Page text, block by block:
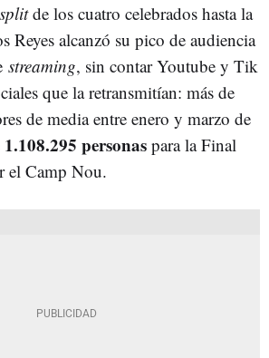
splitde los cuatro celebrados hasta la
Reyes alcanzó su pico de audiencia
streaming, sin contar Youtube y Tik
que la retransmitían: más de
de media entre enero y marzo de
1.108.295 personas para la Final
el Camp Nou.